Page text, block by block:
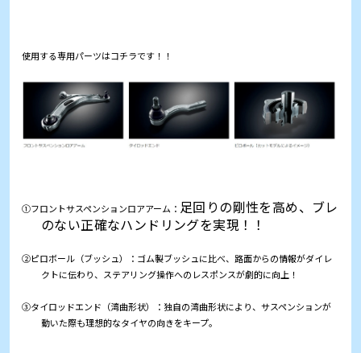
使用する専用パーツはコチラです！！
①フロントサスペンションロアアーム： 足回りの剛性を高め、ブレ
のない正確なハンドリングを実現！！
②ピロボール（ブッシュ）：ゴム製ブッシュに比べ、路面からの情報がダイレ
クトに伝わり、ステアリング操作へのレスポンスが劇的に向上！
③タイロッドエンド（湾曲形状）：独自の湾曲形状により、サスペンションが
動いた際も理想的なタイヤの向きをキープ。